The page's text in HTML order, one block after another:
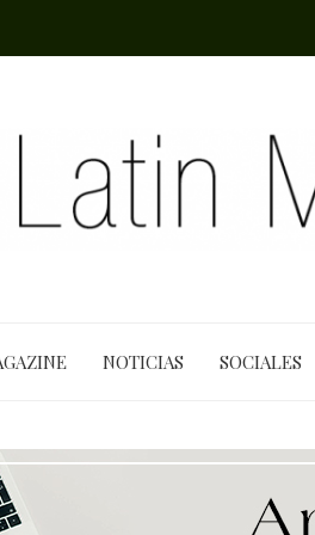
NOTICIAS SOCIALES